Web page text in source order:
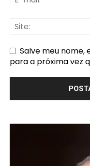
Salve meu nome,
para a próxima vez